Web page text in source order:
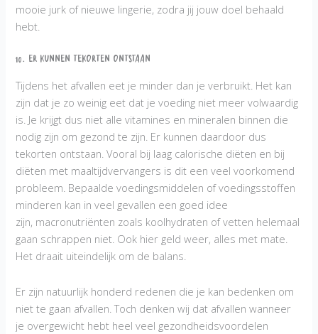
mooie jurk of nieuwe lingerie, zodra jij jouw doel behaald
hebt.
10. Er kunnen tekorten ontstaan
Tijdens het afvallen eet je minder dan je verbruikt. Het kan
zijn dat je zo weinig eet dat je voeding niet meer volwaardig
is. Je krijgt dus niet alle vitamines en mineralen binnen die
nodig zijn om gezond te zijn. Er kunnen daardoor dus
tekorten ontstaan. Vooral bij laag calorische diëten en bij
diëten met maaltijdvervangers is dit een veel voorkomend
probleem. Bepaalde voedingsmiddelen of voedingsstoffen
minderen kan in veel gevallen een goed idee
zijn, macronutriënten zoals koolhydraten of vetten helemaal
gaan schrappen niet. Ook hier geld weer, alles met mate.
Het draait uiteindelijk om de balans.
Er zijn natuurlijk honderd redenen die je kan bedenken om
niet te gaan afvallen. Toch denken wij dat afvallen wanneer
je overgewicht hebt heel veel gezondheidsvoordelen